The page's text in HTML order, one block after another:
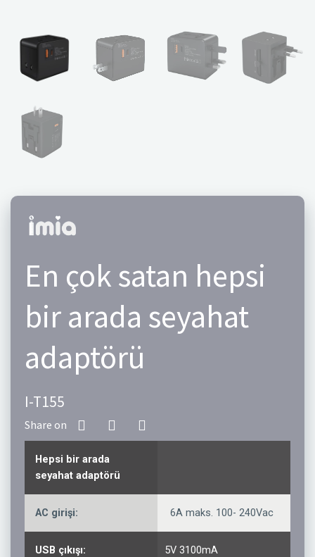
En çok satan hepsi
bir arada seyahat
adaptörü
I-T155
Hepsi bir arada
seyahat adaptörü
AC girişi: 6A maks. 100- 240Vac
USB çıkışı: 5V 3100mA